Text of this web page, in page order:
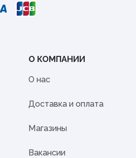
О КОМПАНИИ
О нас
Доставка и оплата
Магазины
Вакансии